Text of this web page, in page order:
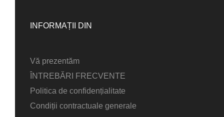
INFORMAȚII DIN
Vă prezentăm
ÎNTREBĂRI FRECVENTE
Politica de confidențialitate
Condiții contractuale generale